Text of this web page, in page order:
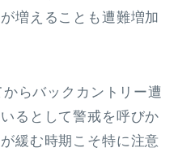
増えることも遭難増加
らバックカントリー遭
るとして警戒を呼びか
緩む時期こそ特に注意